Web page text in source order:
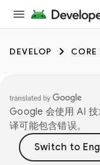
DEVELOP CORE
Google 会使用 AI
译可能包含错误。